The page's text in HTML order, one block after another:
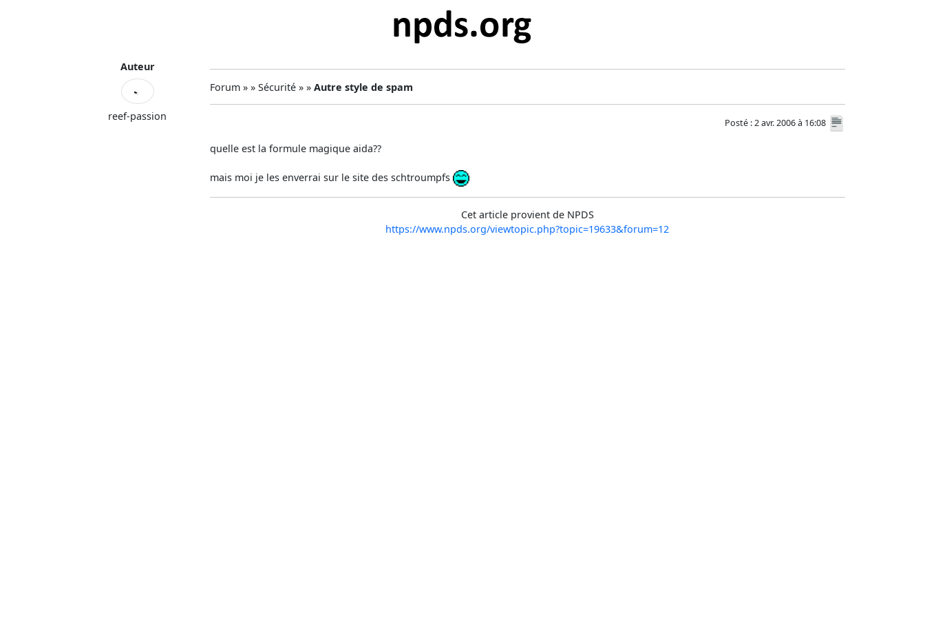
Auteur
reef-passion
Forum » » Sécurité » »Autre style de spam
Posté : 2 avr. 2006 à 16:08
quelle est la formule magique aida??
mais moi je les enverrai sur le site des schtroumpfs
Cet article provient de NPDS
https://www.npds.org/viewtopic.php?topic=19633&forum=12